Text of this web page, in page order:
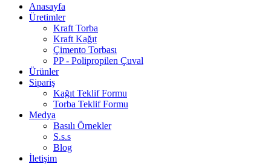
Anasayfa
Üretimler
Kraft Torba
Kraft Kağıt
Çimento Torbası
PP - Polipropilen Çuval
Ürünler
Sipariş
Kağıt Teklif Formu
Torba Teklif Formu
Medya
Basılı Örnekler
S.s.s
Blog
İletişim